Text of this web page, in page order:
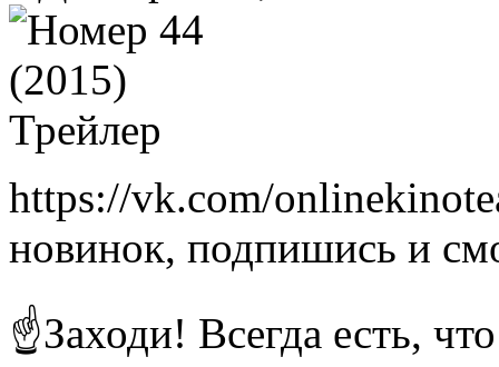
https://vk.com/
новинок, подпишись и
☝Заходи! Всегда есть,